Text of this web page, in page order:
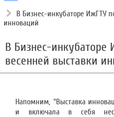
В Бизнес-инкубаторе ИжГТУ
инноваций
В Бизнес-инкубаторе
весенней выставки
Напомним, "Выставка
и включала в себя